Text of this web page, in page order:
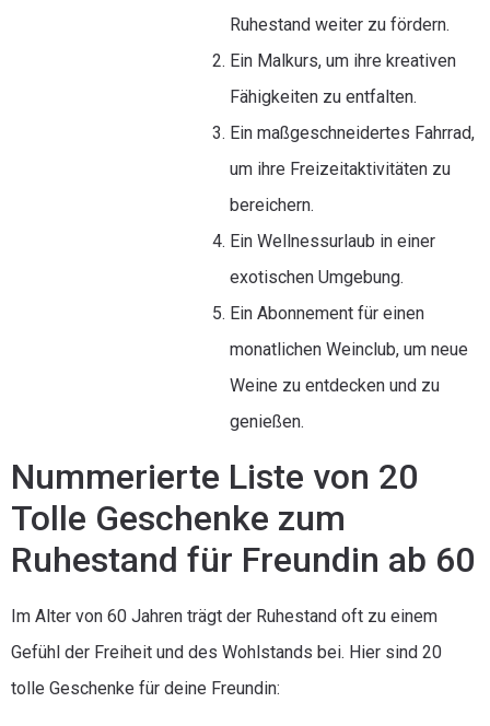
Ruhestand weiter zu fördern.
Ein Malkurs, um ihre kreativen
Fähigkeiten zu entfalten.
Ein maßgeschneidertes Fahrrad,
um ihre Freizeitaktivitäten zu
bereichern.
Ein Wellnessurlaub in einer
exotischen Umgebung.
Ein Abonnement für einen
monatlichen Weinclub, um neue
Weine zu entdecken und zu
genießen.
Nummerierte Liste von 20
Tolle Geschenke zum
Ruhestand für Freundin ab 60
Im Alter von 60 Jahren trägt der Ruhestand oft zu einem
Gefühl der Freiheit und des Wohlstands bei. Hier sind 20
tolle Geschenke für deine Freundin: